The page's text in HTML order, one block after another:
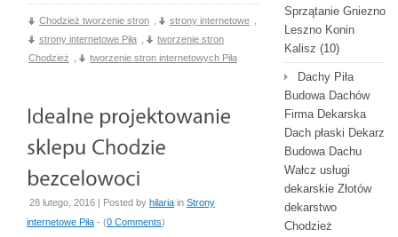
Chodzież tworzenie stron strony internetowe
strony internetowe Piła
tworzenie stron
Chodzież
tworzenie stron internetowych Piła
28 lutego, 2016 | Posted by hilaria in Strony
internetowe Piła - (0 Comments)
Sprzątanie Gniezno
Leszno Konin
Kalisz (10)
Dachy Piła
Budowa Dachów
Firma Dekarska
Dach płaski Dekarz
Budowa Dachu
Wałcz usługi
dekarskie Złotów
dekarstwo
Chodzież